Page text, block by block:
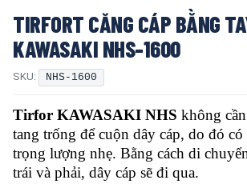
TIRFORT CĂNG CÁP BẰNG
KAWASAKI NHS-1600
SKU: NHS-1600
Tirfor KAWASAKI NHS không
tang trống để cuộn dây cáp, do đó
trọng lượng nhẹ. Bằng cách di
trái và phải, dây cáp sẽ đi qua.